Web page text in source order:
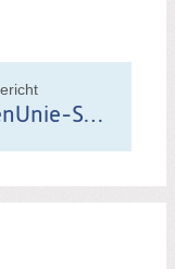
ChristenUnie-SGP presenteert Robert de Heer als lijsttrekker